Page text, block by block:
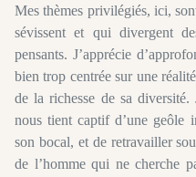
Mes thèmes privilégiés, ici,
sévissent et qui divergent
pensants. J’apprécie
bien trop centrée sur une
de la richesse de sa diversité.
nous tient captif d’une geôle
son bocal, et de retravailler
de l’homme qui ne cherche